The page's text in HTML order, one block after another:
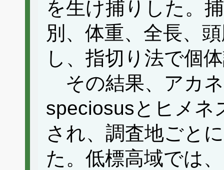
を生け捕りした。
別、体重、全長、
し、指切り法で個
その結果、アカ
speciosusとヒメネ
され、調査地ごと
た。低標高域では